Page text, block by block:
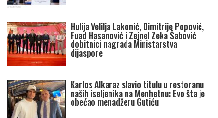
Hulija Velilja Lakonić, Dimitrije Popović,
Fuad Hasanović i Zejnel Zeka Šabović
dobitnici nagrada Ministarstva
dijaspore
Karlos Alkaraz slavio titulu u restoranu
naših iseljenika na Menhetnu: Evo šta je
obećao menadžeru Gutiću